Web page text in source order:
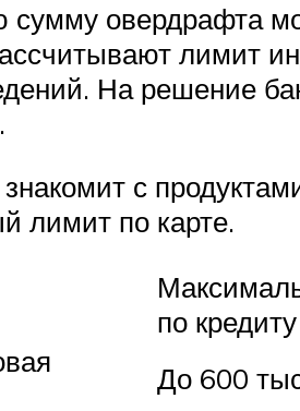
сумму овердрафта
лимит
На решение
с
лимит по карте.
по кредиту
До 600